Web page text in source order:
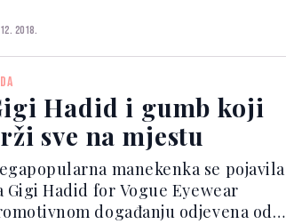
kraljevske obitelji, Kate
postavila je temelje za
a Meghan je dois...
2018.
Hadid i gumb koji
sve na mjestu
manekenka se pojavila
Gigi Hadid for Vogue Eyewear
događanju odjevena od